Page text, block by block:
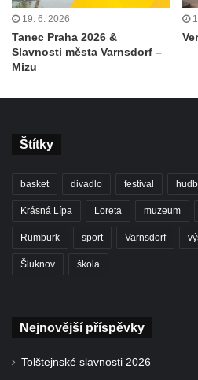
19. 6. 2026
Tanec Praha 2026 &
Slavnosti města Varnsdorf –
Mizu
Štítky
basket divadlo festival
Krásná Lípa Loreta muzeum
Rumburk sport Varnsdorf
Šluknov škola
Nejnovější příspěvky
Tolštejnské slavnosti 2026